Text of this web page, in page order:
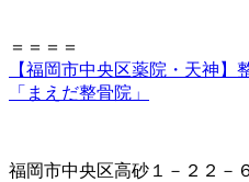
＝＝＝＝
【福岡市中央区薬院・天神】
「まえだ整骨院」
福岡市中央区高砂１－２２－６